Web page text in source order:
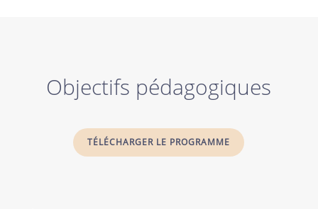
Objectifs pédagogiques
TÉLÉCHARGER LE PROGRAMME